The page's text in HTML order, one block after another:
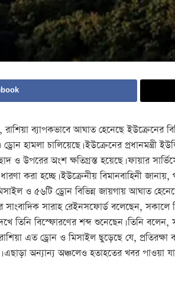
রাশিয়া ব্যাপকভাবে আঘাত হেনেছে
ও ড্রোন হামলা চালিয়েছে। ইউক্রেনের
উপরের অংশ ক্ষতিগ্রস্ত হয়েছে। ফায়ার
করা হচ্ছে। ইউক্রেনীয় বিমানবাহিনী
ও ৫৬টি ড্রোন বিভিন্ন জায়গায় আঘাত
সাংবাদিক সারাহ রেইনসফোর্ড বলেছেন,
তিনি বিস্ফোরণের শব্দ শুনেছেন। তিনি
এত ড্রোন ও মিসাইল ছুড়েছে যে,
অন্যান্য অঞ্চলেও হতাহতের খবর পাওয়া